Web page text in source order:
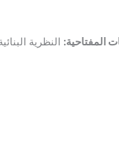
المفتاحية: